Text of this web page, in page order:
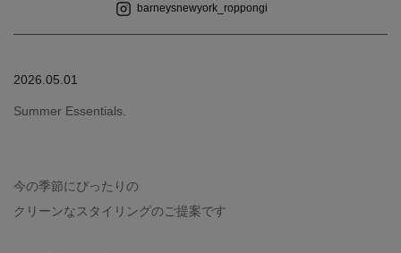
barneysnewyork_roppongi
2026.05.01
Summer Essentials.
今の季節にぴったりの
クリーンなスタイリングのご提案です